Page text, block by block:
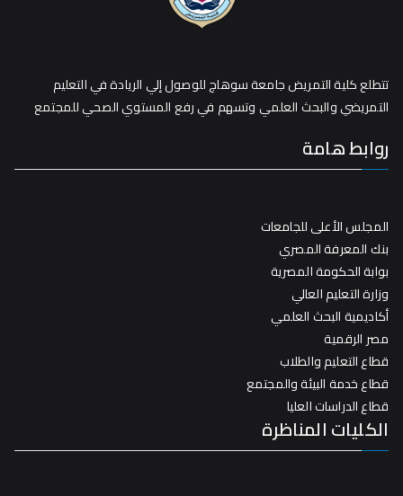
تتطلع كلية التمريض جامعة سوهاج للوصول إلي الريادة في التعليم
التمريضي والبحث العلمي وتسهم في رفع المستوي الصحي للمجتمع
روابط هامة
المجلس الأعلى للجامعات
بنك المعرفة المصري
بوابة الحكومة المصرية
وزارة التعليم العالي
أكاديمية البحث العلمي
مصر الرقمية
قطاع التعليم والطلاب
قطاع خدمة البيئة والمجتمع
قطاع الدراسات العليا
الكليات المناظرة